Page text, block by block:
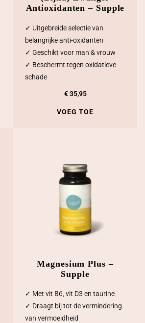
Antioxidanten – Supple
✓ Uitgebreide selectie van
belangrijke anti-oxidanten
✓ Geschikt voor man & vrouw
✓ Beschermt tegen oxidatieve
schade
€35,95
VOEG TOE
Magnesium Plus –
Supple
✓ Met vit B6, vit D3 en taurine
✓ Draagt bij tot de vermindering
van vermoeidheid